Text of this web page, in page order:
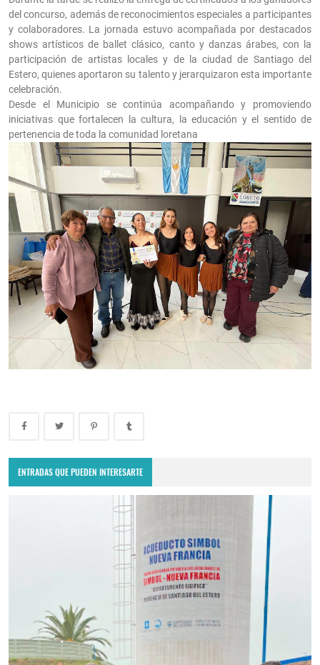
del concurso, además de reconocimientos especiales a participantes
y colaboradores. La jornada estuvo acompañada por destacados
shows artísticos de ballet clásico, canto y danzas árabes, con la
participación de artistas locales y de la ciudad de Santiago del
Estero, quienes aportaron su talento y jerarquizaron esta importante
celebración.
Desde el Municipio se continúa acompañando y promoviendo
iniciativas que fortalecen la cultura, la educación y el sentido de
pertenencia de toda la comunidad loretana
ENTRADAS QUE PUEDEN INTERESARTE